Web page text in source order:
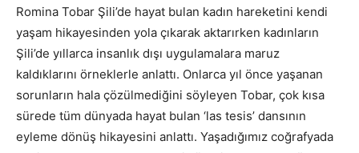
Romina Tobar Şili’de hayat bulan kadın hareketini kendi
yaşam hikayesinden yola çıkarak aktarırken kadınların
Şili’de yıllarca insanlık dışı uygulamalara maruz
kaldıklarını örneklerle anlattı. Onlarca yıl önce yaşanan
sorunların hala çözülmediğini söyleyen Tobar, çok kısa
sürede tüm dünyada hayat bulan ‘las tesis’ dansının
eyleme dönüş hikayesini anlattı. Yaşadığımız coğrafyada